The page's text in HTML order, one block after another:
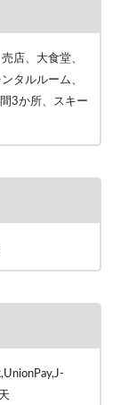
店、大食堂、
タルルーム、
3か所、スキー